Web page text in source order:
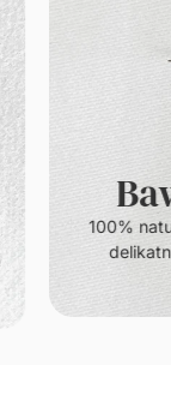
bawełna
połyskiem,
Gramatura: